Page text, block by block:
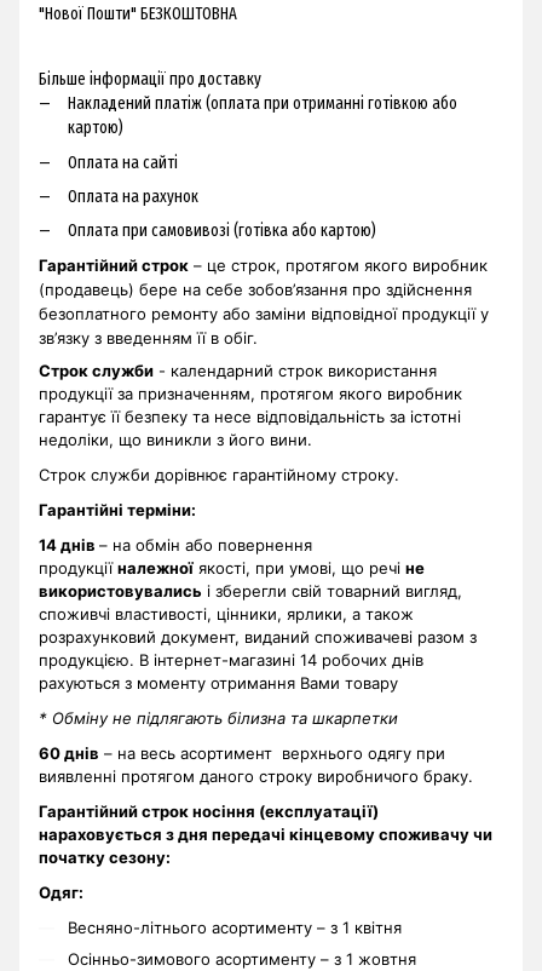
"Нової Пошти" БЕЗКОШТОВНА
Більше інформації про доставку
Накладений платіж (оплата при отриманні готівкою або
картою)
Оплата на сайті
Оплата на рахунок
Оплата при самовивозі (готівка або картою)
Гарантійний строк – це строк, протягом якого виробник
(продавець) бере на себе зобов’язання про здійснення
безоплатного ремонту або заміни відповідної продукції у
зв’язку з введенням її в обіг.
Строк служби - календарний строк використання
продукції за призначенням, протягом якого виробник
гарантує її безпеку та несе відповідальність за істотні
недоліки, що виникли з його вини.
Строк служби дорівнює гарантійному строку.
Гарантійні терміни:
14 днів – на обмін або повернення
продукціїналежної якості, при умові, що речі не
використовувались і зберегли свій товарний вигляд,
споживчі властивості, цінники, ярлики, а також
розрахунковий документ, виданий споживачеві разом з
продукцією. В інтернет-магазині 14 робочих днів
рахуються з моменту отримання Вами товару
* Обміну не підлягають білизна та шкарпетки
60 днів – на весь асортимент верхнього одягу при
виявленні протягом даного строку виробничого браку.
Гарантійний строк носіння (експлуатації)
нараховується з дня передачі кінцевому споживачу чи
початку сезону:
Одяг:
Весняно-літнього асортименту – з 1 квітня
Осінньо-зимового асортименту – з 1 жовтня